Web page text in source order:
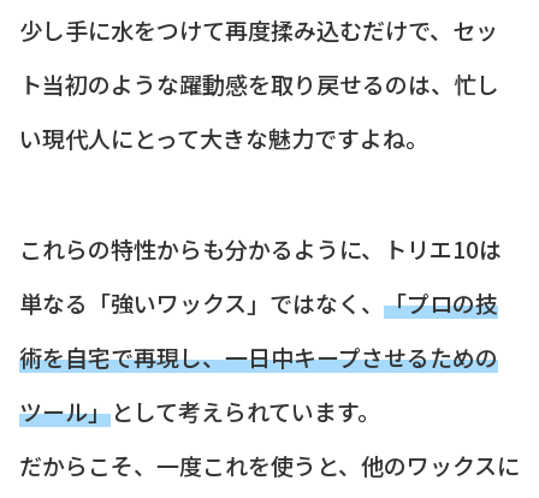
少し手に水をつけて再度揉み込むだけで、セッ
ト当初のような躍動感を取り戻せるのは、忙し
い現代人にとって大きな魅力ですよね。
これらの特性からも分かるように、トリエ10は
単なる「強いワックス」ではなく、 「プロの技
術を自宅で再現し、一日中キープさせるための
ツール」として考えられています。
だからこそ、一度これを使うと、他のワックスに